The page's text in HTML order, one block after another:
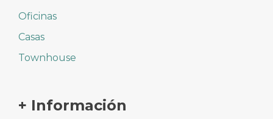
Oficinas
Casas
Townhouse
+ Información